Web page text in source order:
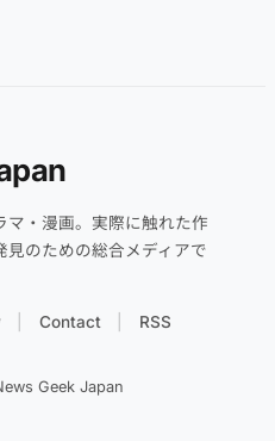
マ・漫画。実際に触れた作
見のための総合メディアで
Contact RSS
Geek Japan